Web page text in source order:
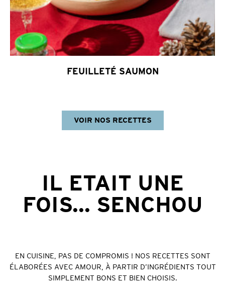
FEUILLETÉ SAUMON
VOIR NOS RECETTES
IL ETAIT UNE
FOIS... SENCHOU
EN CUISINE, PAS DE COMPROMIS ! NOS RECETTES SONT
ÉLABORÉES AVEC AMOUR, À PARTIR D’INGRÉDIENTS TOUT
SIMPLEMENT BONS ET BIEN CHOISIS.